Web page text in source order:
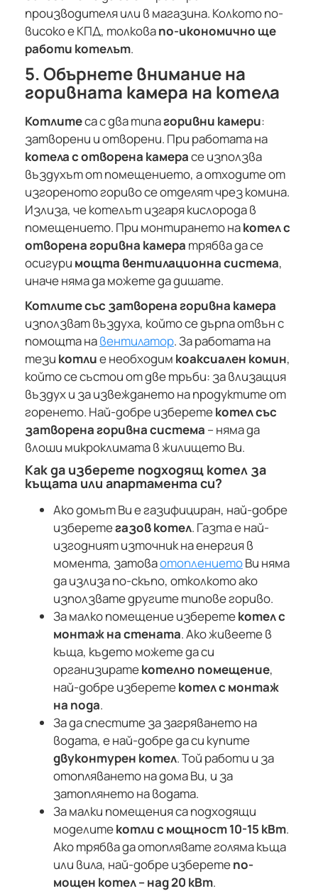
производителя или в магазина. Колкото по-
високо е КПД, толковапо-икономично ще
работи котелът.
5. Обърнете внимание на
горивната камера на котела
Котлитеса с два типагоривни камери:
затворени и отворени. При работата на
котела с отворена камерасе използва
въздухът от помещението, а отходите от
изгореното гориво се отделят чрез комина.
Излиза, че котелът изгаря кислорода в
помещението. При монтирането накотел с
отворена горивна камера трябва да се
осигури мощта вентилационна система,
иначе няма да можете да дишате.
Котлите със затворена горивна камера
използват въздуха, който се дърпа отвън с
помощта навентилатор. За работата на
тези котлие необходим коаксиален комин,
който се състои от две тръби: за влизащия
въздух и за извеждането на продуктите от
горенето. Най-добре изберетекотел със
затворена горивна система – няма да
влоши микроклимата в жилището Ви.
Как да изберете подходящ котел за
къщата или апартамента си?
Ако домът Ви е газифициран, най-добре
изберетегазов котел. Газта е най-
изгодният източник на енергия в
момента, затоваотоплениетоВи няма
да излиза по-скъпо, отколкото ако
използвате другите типове гориво.
За малко помещение изберетекотел с
монтаж на стената. Ако живеете в
къща, където можете да си
организиратекотелно помещение,
най-добре изберетекотел с монтаж
на пода.
За да спестите за загряването на
водата, е най-добре да си купите
двуконтурен котел. Той работи и за
отопляването на дома Ви, и за
затоплянето на водата.
За малки помещения са подходящи
моделитекотли с мощност 10-15 кВт.
Ако трябва да отоплявате голяма къща
или вила, най-добре изберетепо-
мощен котел – над 20 кВт.